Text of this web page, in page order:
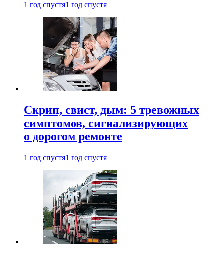
1 год спустя1 год спустя
Скрип, свист, дым: 5 тревожных
симптомов, сигнализирующих
о дорогом ремонте
1 год спустя1 год спустя